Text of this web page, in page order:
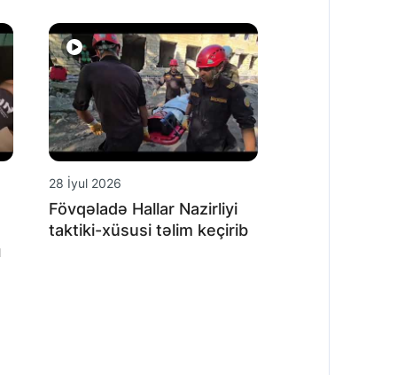
28 İyul 2026
Fövqəladə Hallar Nazirliyi
taktiki-xüsusi təlim keçirib